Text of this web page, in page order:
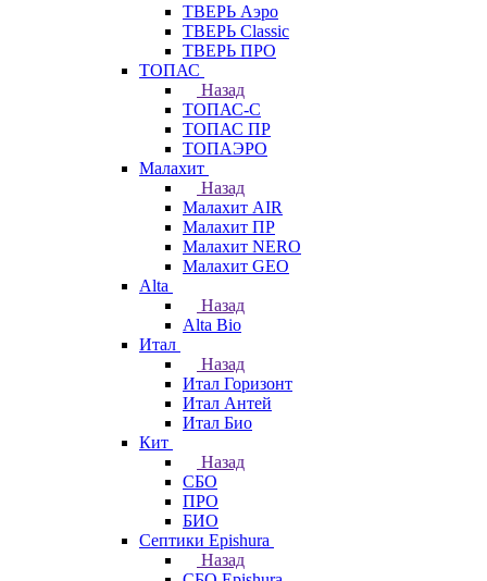
ТВЕРЬ Аэро
ТВЕРЬ Classic
ТВЕРЬ ПРО
ТОПАС
Назад
ТОПАС-С
ТОПАС ПР
ТОПАЭРО
Малахит
Назад
Малахит AIR
Малахит ПР
Малахит NERO
Малахит GEO
Alta
Назад
Alta Bio
Итал
Назад
Итал Горизонт
Итал Антей
Итал Био
Кит
Назад
СБО
ПРО
БИО
Септики Epishura
Назад